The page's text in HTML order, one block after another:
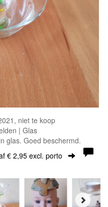
niet te koop
| Glas
glas. Goed beschermd.
€ 2,95 excl. porto